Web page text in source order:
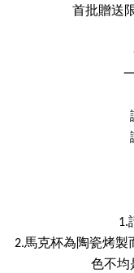
首批贈送
1.
2.馬克杯為陶瓷烤製
色不均